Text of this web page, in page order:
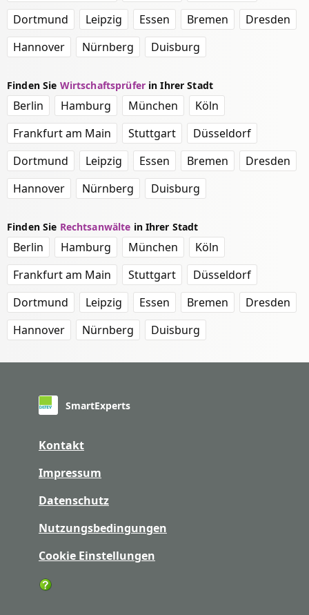
Dortmund
Leipzig Essen Bremen
Dresden
Hannover
Nürnberg Duisburg
Finden Sie Wirtschaftsprüferin Ihrer Stadt
Berlin Hamburg München
Köln
Frankfurt am Main
Stuttgart
Düsseldorf
Dortmund
Leipzig Essen Bremen
Dresden
Hannover
Nürnberg Duisburg
Finden Sie Rechtsanwälte in Ihrer Stadt
Berlin Hamburg München
Köln
Frankfurt am Main
Stuttgart
Düsseldorf
Dortmund
Leipzig Essen Bremen
Dresden
Hannover
Nürnberg Duisburg
SmartExperts
Kontakt
Impressum
Datenschutz
Nutzungsbedingungen
Cookie Einstellungen